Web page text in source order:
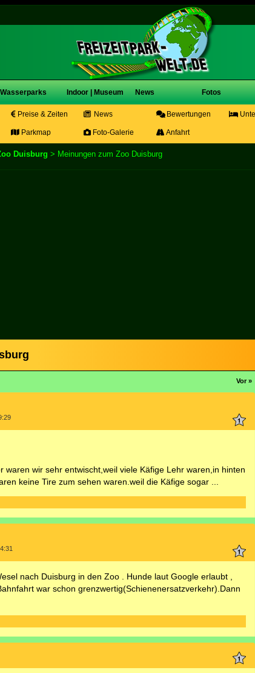
Wasserparks Indoor | Museum News Fotos
Preise & Zeiten News Bewertungen
Parkmap Foto-Galerie Anfahrt
Duisburg > Meinungen zum Zoo Duisburg
Vor »
waren wir sehr entwischt,weil viele Käfige Lehr waren,in hinten
keine Tire zum sehen waren.weil die Käfige sogar ...
nach Duisburg in den Zoo . Hunde laut Google erlaubt ,
war schon grenzwertig(Schienenersatzverkehr).Dann